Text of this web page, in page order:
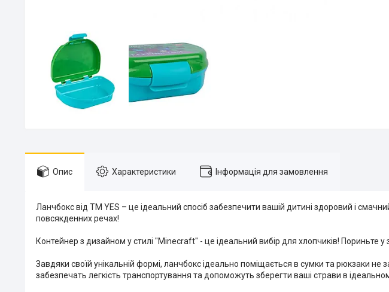
Опис Характеристики Інформація для замовлення
Ланчбокс від ТМ YES – це ідеальний спосіб забезпечити вашій дитині здоровий і
повсякденних речах!
Контейнер з дизайном у стилі "Minecraft" - це ідеальний вибір для хлопчиків!
Завдяки своїй унікальній формі, ланчбокс ідеально поміщається в сумки та рюкзаки
забезпечать легкість транспортування та допоможуть зберегти ваші страви в